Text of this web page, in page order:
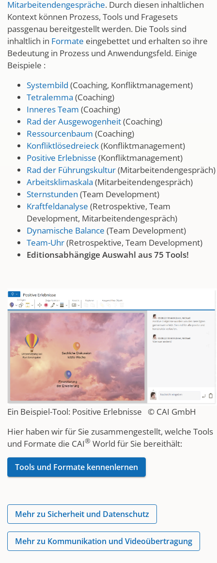
Mitarbeitendengespräche. Durch diesen inhaltlichen
Kontext können Prozess, Tools und Fragesets
passgenau bereitgestellt werden. Die Tools sind
inhaltlich in Formate eingebettet und erhalten so ihre
Bedeutung in Prozess und Anwendungsfeld. Einige
Beispiele :
Systembild (Coaching, Konfliktmanagement)
Tetralemma (Coaching)
Inneres Team (Coaching)
Rad der Ausgewogenheit(Coaching)
Ressourcenbaum (Coaching)
Konfliktlösedreieck(Konfliktmanagement)
Positive Erlebnisse (Konfliktmanagement)
Rad der Führungskultur(Mitarbeitendengespräch)
Arbeitsklimaskala (Mitarbeitendengespräch)
Sternstunden (Team Development)
Kraftfeldanalyse (Retrospektive, Team
Development, Mitarbeitendengespräch)
Dynamische Balance (Team Development)
Team-Uhr(Retrospektive, Team Development)
Editionsabhängige Auswahl aus 75 Tools!
Ein Beispiel-Tool: Positive Erlebnisse © CAI GmbH
Hier haben wir für Sie zusammengestellt, welche Tools
und Formate die CAI® World für Sie bereithält:
Tools und Formate kennenlernen
Mehr zu Sicherheit und Datenschutz
Mehr zu Kommunikation und Videoübertragung